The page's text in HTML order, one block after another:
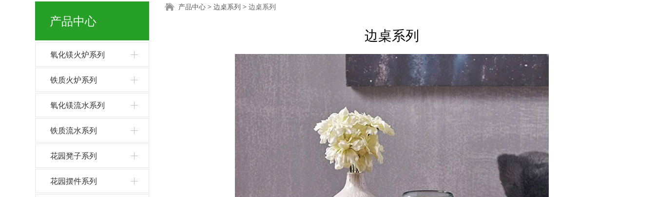
产品中心
氧化镁火炉系列
铁质火炉系列
氧化镁流水系列
铁质流水系列
花园凳子系列
花园摆件系列
边桌系列
产品中心 > 边桌系列 > 边桌系列
边桌系列